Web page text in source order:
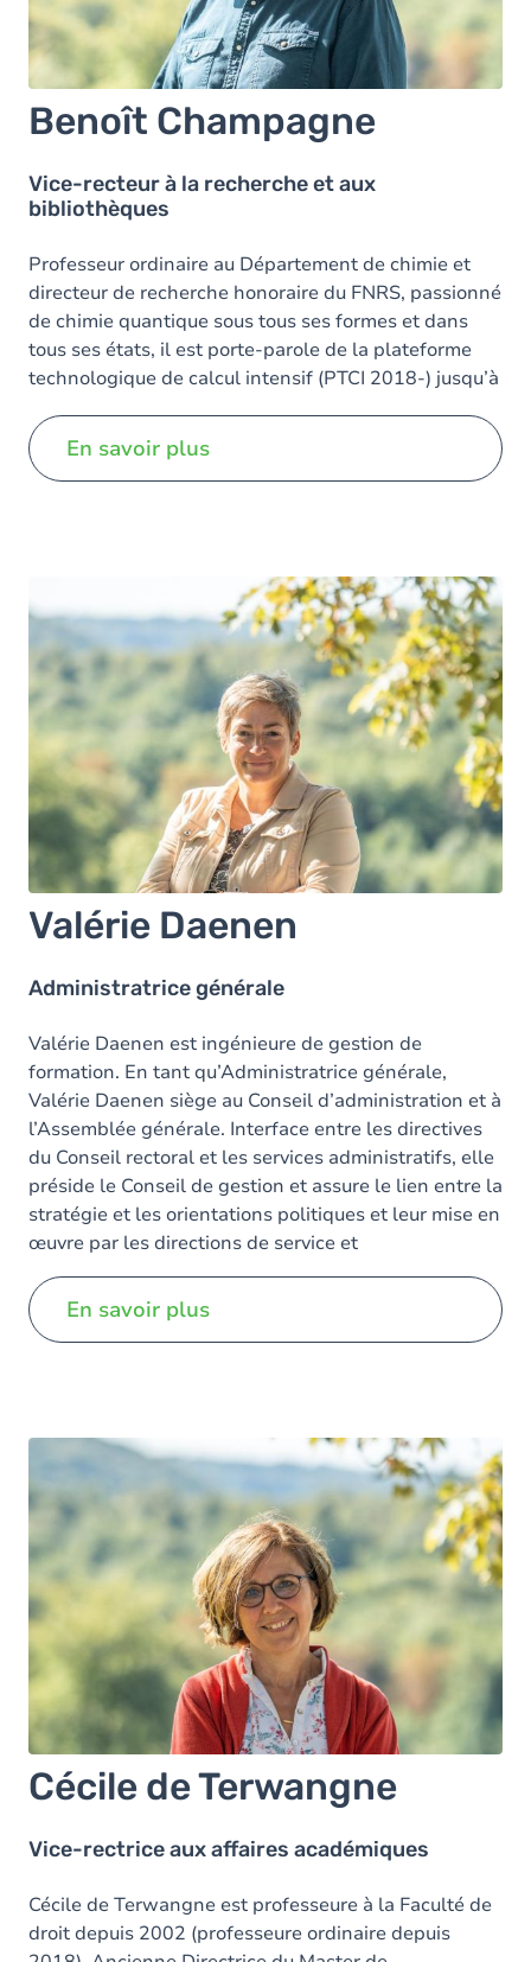
Benoît Champagne
Vice-recteur à la recherche et aux
bibliothèques
Professeur ordinaire au Département de chimie et
directeur de recherche honoraire du FNRS, passionné
de chimie quantique sous tous ses formes et dans
tous ses états, il est porte-parole de la plateforme
technologique de calcul intensif (PTCI 2018-) jusqu’à
2025.En savoir plus
Valérie Daenen
Administratrice générale
Valérie Daenen est ingénieure de gestion de
formation. En tant qu’Administratrice générale,
Valérie Daenen siège au Conseil d’administration et à
l’Assemblée générale. Interface entre les directives
du Conseil rectoral et les services administratifs, elle
préside le Conseil de gestion et assure le lien entre la
stratégie et les orientations politiques et leur mise en
œuvre par les directions de service et
d’administration.
En savoir plus
Cécile de Terwangne
Vice-rectrice aux affaires académiques
Cécile de Terwangne est professeure à la Faculté de
droit depuis 2002 (professeure ordinaire depuis